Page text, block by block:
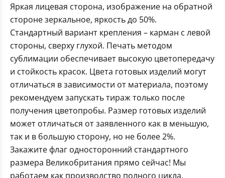
Яркая лицевая сторона, изображение на обратной
стороне зеркальное, яркость до 50%.
Стандартный вариант крепления – карман с левой
стороны, сверху глухой. Печать методом
сублимации обеспечивает высокую цветопередачу
и стойкость красок. Цвета готовых изделий могут
отличаться в зависимости от материала, поэтому
рекомендуем запускать тираж только после
получения цветопробы. Размер готовых изделий
может отличаться от заявленного как в меньшую,
так и в большую сторону, но не более 2%.
Закажите флаг односторонний стандартного
размера Великобритания прямо сейчас! Мы
работаем как производство полного цикла,